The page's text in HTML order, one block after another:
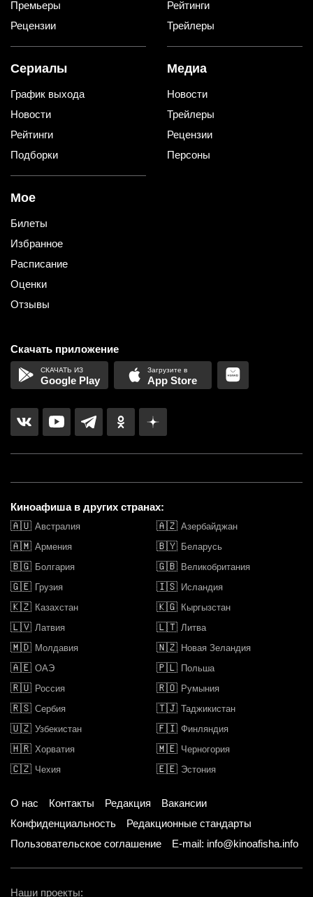
Премьеры
Рецензии
Рейтинги
Трейлеры
Сериалы
График выхода
Новости
Рейтинги
Подборки
Медиа
Новости
Трейлеры
Рецензии
Персоны
Мое
Билеты
Избранное
Расписание
Оценки
Отзывы
Скачать приложение
Google Play App Store
Киноафиша в других странах:
🇦🇺 Австралия 🇦🇿 Азербайджан
🇦🇲 Армения 🇧🇾 Беларусь
🇧🇬 Болгария 🇬🇧 Великобритания
🇬🇪 Грузия 🇮🇸 Исландия
🇰🇿 Казахстан 🇰🇬 Кыргызстан
🇱🇻 Латвия 🇱🇹 Литва
🇲🇩 Молдавия 🇳🇿 Новая Зеландия
🇦🇪 ОАЭ 🇵🇱 Польша
🇷🇺 Россия 🇷🇴 Румыния
🇷🇸 Сербия 🇹🇯 Таджикистан
🇺🇿 Узбекистан 🇫🇮 Финляндия
🇭🇷 Хорватия 🇲🇪 Черногория
🇨🇿 Чехия 🇪🇪 Эстония
О нас Контакты Редакция
Вакансии
Конфиденциальность
Редакционные стандарты
Пользовательское соглашение
E-mail: info@kinoafisha.info
Наши проекты: